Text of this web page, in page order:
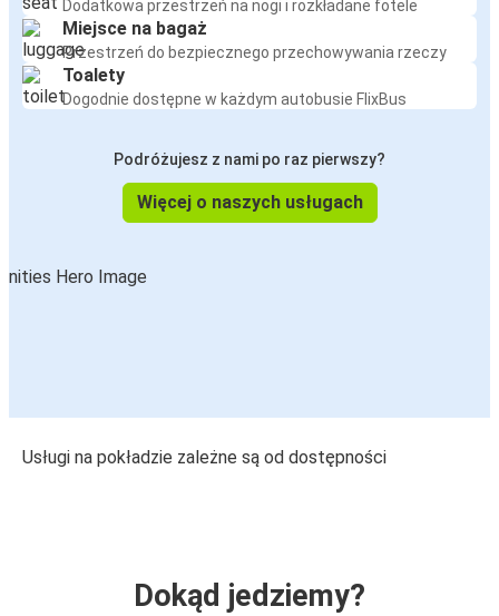
Dodatkowa przestrzeń na nogi i rozkładane fotele
Miejsce na bagaż
Przestrzeń do bezpiecznego przechowywania rzeczy
Toalety
Dogodnie dostępne w każdym autobusie FlixBus
Podróżujesz z nami po raz pierwszy?
Więcej o naszych usługach
Usługi na pokładzie zależne są od dostępności
Dokąd jedziemy?